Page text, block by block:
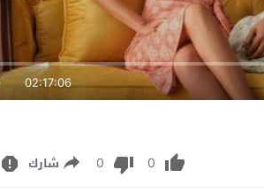
02:17:06
0
0 شارك